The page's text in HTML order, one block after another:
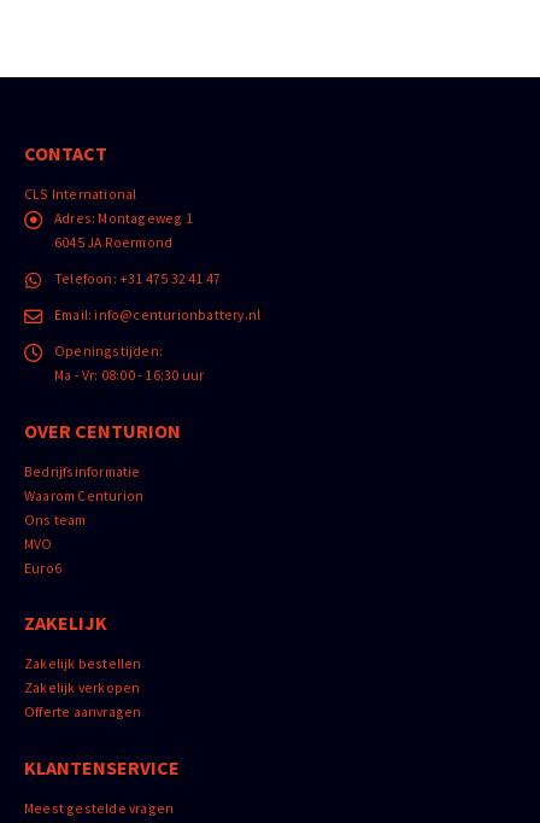
CONTACT
CLS International
Adres: Montageweg 1
6045 JA Roermond
Telefoon: +31 475 32 41 47
Email: info@centurionbattery.nl
Openingstijden:
Ma - Vr: 08:00 - 16:30 uur
OVER CENTURION
Bedrijfsinformatie
Waarom Centurion
Ons team
MVO
Euro6
ZAKELIJK
Zakelijk bestellen
Zakelijk verkopen
Offerte aanvragen
KLANTENSERVICE
Meest gestelde vragen